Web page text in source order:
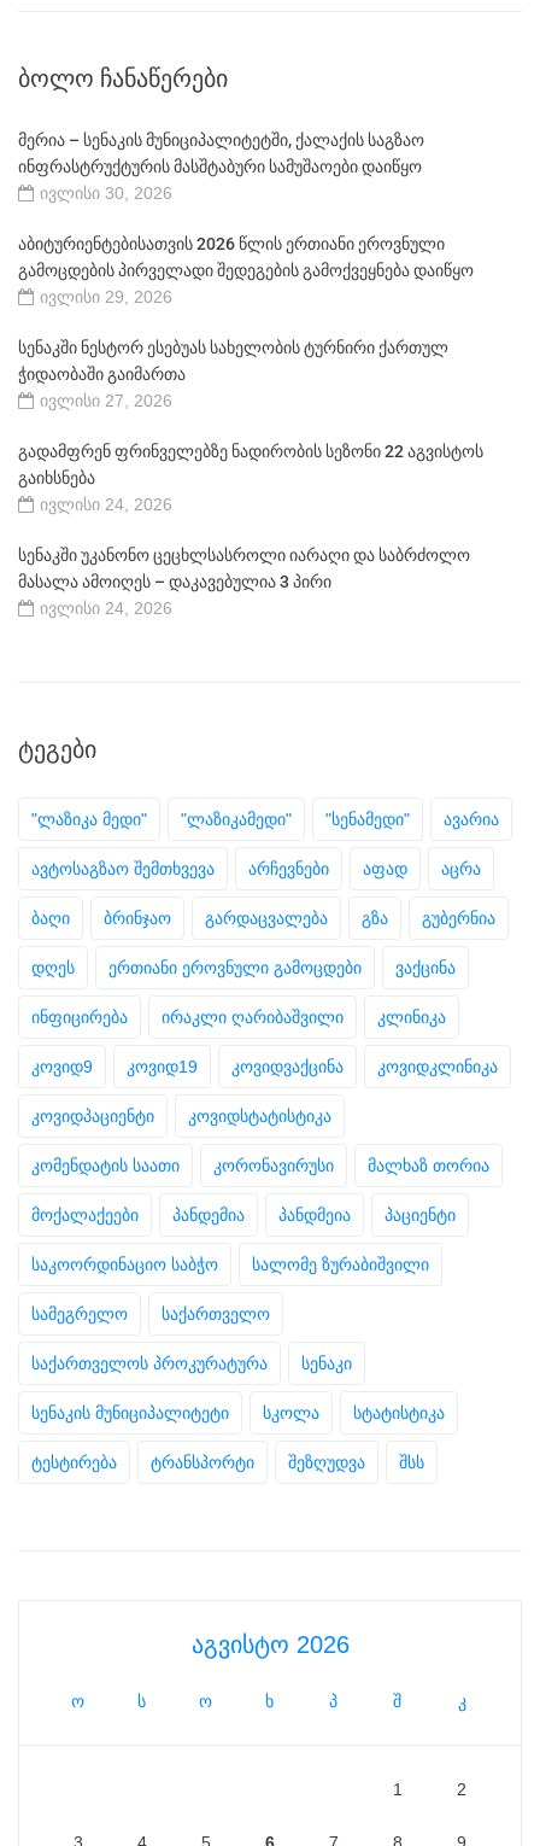
ᲑᲝᲚᲝ ᲩᲐᲜᲐᲬᲔᲠᲔᲑᲘ
მერია – სენაკის მუნიციპალიტეტში, ქალაქის საგზაო
ინფრასტრუქტურის მასშტაბური სამუშაოები დაიწყო
ივლისი 30, 2026
აბიტურიენტებისათვის 2026 წლის ერთიანი ეროვნული
გამოცდების პირველადი შედეგების გამოქვეყნება დაიწყო
ივლისი 29, 2026
სენაკში ნესტორ ესებუას სახელობის ტურნირი ქართულ
ჭიდაობაში გაიმართა
ივლისი 27, 2026
გადამფრენ ფრინველებზე ნადირობის სეზონი 22 აგვისტოს
გაიხსნება
ივლისი 24, 2026
სენაკში უკანონო ცეცხლსასროლი იარაღი და საბრძოლო
მასალა ამოიღეს – დაკავებულია 3 პირი
ივლისი 24, 2026
ᲢᲔᲒᲔᲑᲘ
"ლაზიკა მედი" "ლაზიკამედი" "სენამედი" ავარია
ავტოსაგზაო შემთხვევა არჩევნები აფად აცრა
ბაღი ბრინჯაო გარდაცვალება გზა გუბერნია
დღეს ერთიანი ეროვნული გამოცდები ვაქცინა
ინფიცირება ირაკლი ღარიბაშვილი კლინიკა
კოვიდ9 კოვიდ19 კოვიდვაქცინა კოვიდკლინიკა
კოვიდპაციენტი კოვიდსტატისტიკა
კომენდატის საათი კორონავირუსი მალხაზ თორია
მოქალაქეები პანდემია პანდმეია პაციენტი
საკოორდინაციო საბჭო სალომე ზურაბიშვილი
სამეგრელო საქართველო
საქართველოს პროკურატურა სენაკი
სენაკის მუნიციპალიტეტი სკოლა სტატისტიკა
ტესტირება ტრანსპორტი შეზღუდვა შსს
აგვისტო 2026
ო ს ო ხ პ შ კ
1 2